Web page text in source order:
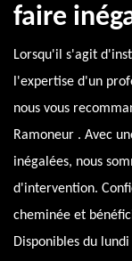
faire
Lorsqu'il s'agit
l'expertise d'un
nous vous
Ramoneur . Avec
inégalées, nous
d'intervention.
cheminée et
Disponibles du